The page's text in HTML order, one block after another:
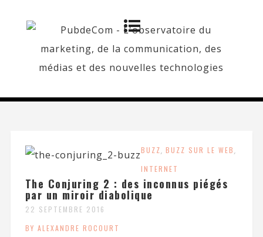
BUZZ, BUZZ SUR LE WEB,
INTERNET
The Conjuring 2 : des inconnus piégés
par un miroir diabolique
22 SEPTEMBRE 2016
BY ALEXANDRE ROCOURT